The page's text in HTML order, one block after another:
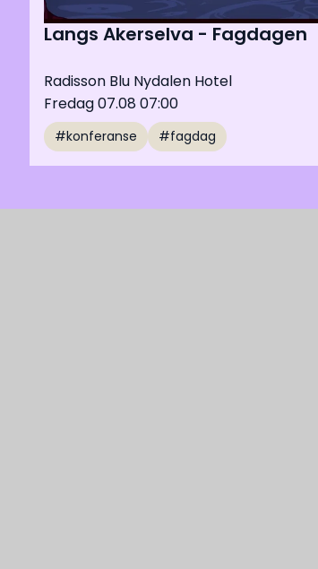
Langs Akerselva - Fagdagen
Radisson Blu Nydalen Hotel
Fredag 07.08 07:00
#konferanse #fagdag